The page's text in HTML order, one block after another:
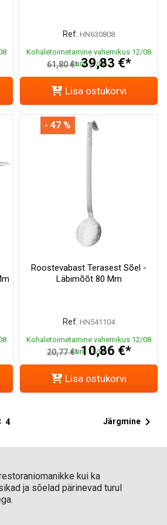
Ref. HN630808
Kohaletoimetamine vahemikus 12/08
kuni 13/08
61,80 €* 39,83 €*
Lisa ostukorvi
Roostevabast Terasest Sõel -
Läbimõõt 80 Mm
Ref. HN541104
Kohaletoimetamine vahemikus 12/08
kuni 13/08
20,77 €* 10,86 €*
- 47 %
Lisa ostukorvi
4 Järgmine
kui ka
ja sõelad pärinevad turul